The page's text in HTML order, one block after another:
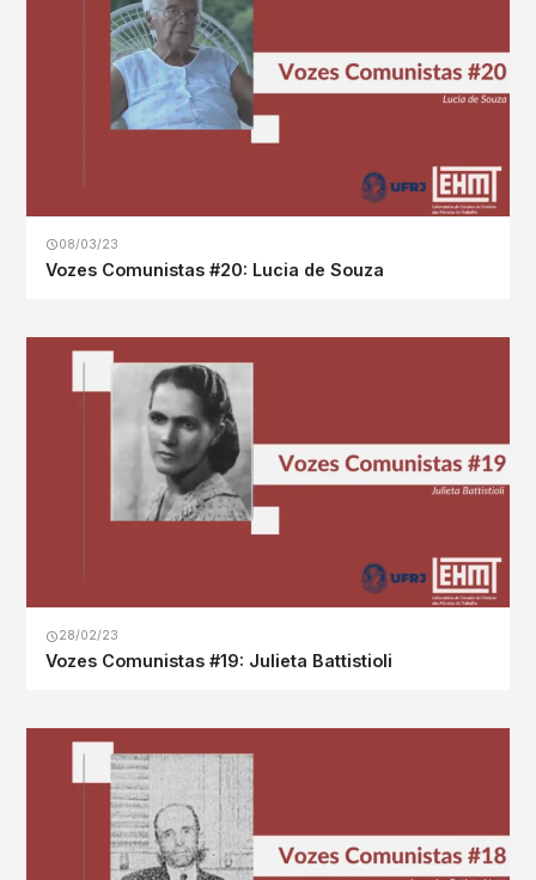
08/03/23
Vozes Comunistas #20: Lucia de Souza
28/02/23
Vozes Comunistas #19: Julieta Battistioli